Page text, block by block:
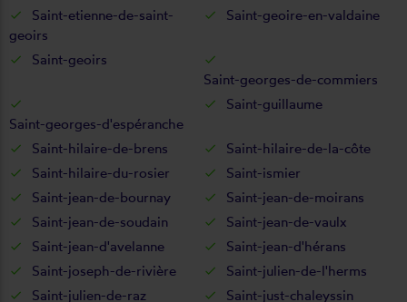
Saint-etienne-de-saint-
geoirs
Saint-geoire-en-valdaine
Saint-geoirs
Saint-georges-de-commiers
Saint-georges-d'espéranche
Saint-guillaume
Saint-hilaire-de-brens
Saint-hilaire-de-la-côte
Saint-hilaire-du-rosier
Saint-ismier
Saint-jean-de-bournay
Saint-jean-de-moirans
Saint-jean-de-soudain
Saint-jean-de-vaulx
Saint-jean-d'avelanne
Saint-jean-d'hérans
Saint-joseph-de-rivière
Saint-julien-de-l'herms
Saint-julien-de-raz
Saint-just-chaleyssin